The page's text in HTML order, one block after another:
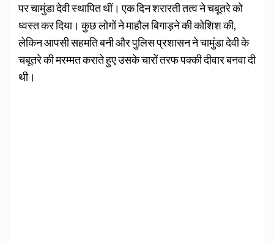
पर चामुंडा देवी स्थापित थीं। एक दिन शरारती तत्व ने चबूतरे को
ध्वस्त कर दिया। कुछ लोगों ने माहौल बिगाड़ने की कोशिश की,
लेकिन आपसी सहमति बनी और पुलिस प्रशासन ने चामुंडा देवी के
चबूतरे की मरम्मत कराते हुए उसके चारों तरफ पक्की दीवार बनवा दी
थी।